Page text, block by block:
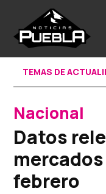
content
TEMAS DE
POSTED
IN
Nacional
Datos
mercados
febrero